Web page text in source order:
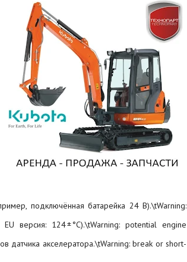
подключённая батарейка 24 В).\tWarning:
EU версия: 124 ± °C).\tWarning: potential
engine
датчика акселератора.\tWarning:break or short-